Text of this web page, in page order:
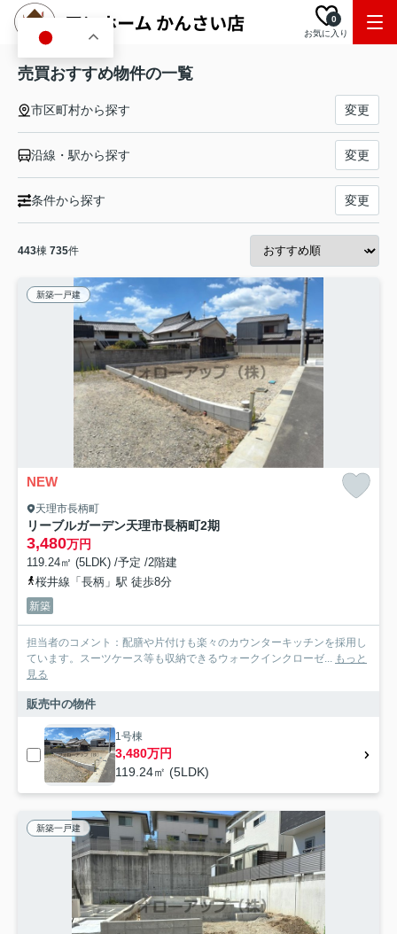
お気に入り
0
売買おすすめ物件の一覧
市区町村から探す 変更
沿線・駅から探す 変更
条件から探す 変更
443棟 735件
新築一戸建
NEW
天理市長柄町
リーブルガーデン天理市長柄町2期
3,480万円
119.24㎡ (5LDK) /予定 /2階建
桜井線「長柄」駅 徒歩8分
新築
担当者のコメント：配膳や片付けも楽々のカウンターキッチンを採用し
ています。スーツケース等も収納できるウォークインクローゼ... もっと
見る
販売中の物件
1号棟
3,480万円
119.24㎡ (5LDK)
新築一戸建